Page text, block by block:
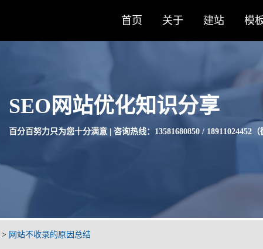
首页 关于 建站 模
SEO网站优化知识分享
百分百努力只为您十分满意 | 咨询热线：13581680850 / 18911024452（
> 网站不收录的原因总结